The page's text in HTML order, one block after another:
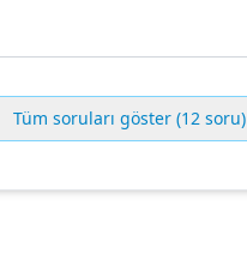
Tüm soruları göster (12 soru)